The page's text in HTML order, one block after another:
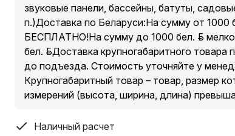
звуковые панели, бассейны, батуты,
п.)Доставка по Беларуси:На сумму от 1000
БЕСПЛАТНО!На сумму до 1000 бел. руб.
бел. руб.Доставка крупногабаритного товара
до подъезда. Стоимость уточняйте у
Крупногабаритный товар – товар, размер
измерений (высота, ширина, длина)
Наличный расчет